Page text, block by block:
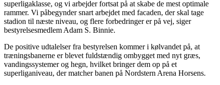
superligaklasse, og vi arbejder fortsat på at skabe de mest optimale
rammer. Vi påbegynder snart arbejdet med facaden, der skal tage
stadion til næste niveau, og flere forbedringer er på vej, siger
bestyrelsesmedlem Adam S. Binnie.
De positive udtalelser fra bestyrelsen kommer i kølvandet på, at
træningsbanerne er blevet fuldstændig ombygget med nyt græs,
vandingssystemer og hegn, hvilket bringer dem op på et
superliganiveau, der matcher banen på Nordstern Arena Horsens.